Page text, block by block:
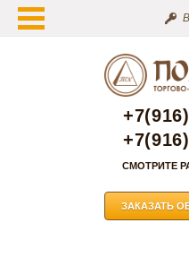
СМОТРИТЕ
ЗАКАЗАТЬ